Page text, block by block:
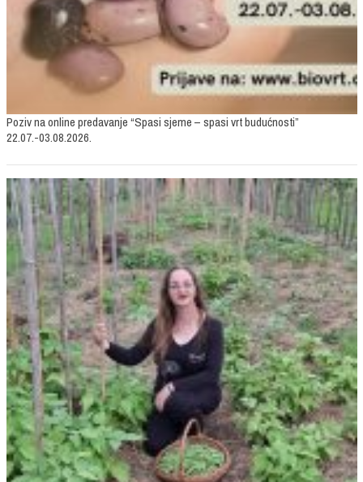
Poziv na online predavanje “Spasi sjeme – spasi vrt budućnosti”
22.07.-03.08.2026.